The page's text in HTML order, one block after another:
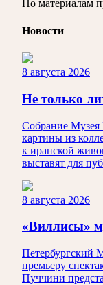
По материалам
Новости
8 августа 2026
Не только
Собрание Музея
картины из
к иранской
выставят для
8 августа 2026
«Виллисы»
Петербургский
премьеру
Пуччини